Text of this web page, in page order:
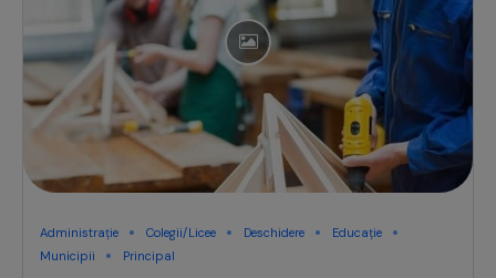
Administrație Colegii/Licee Deschidere
Educație
Municipii
Principal